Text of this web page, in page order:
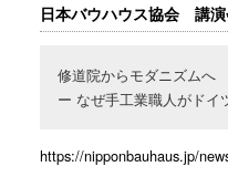
日本バウハウス協会 講
修道院からモダニズムへ
ー なぜ手工業職人がドイ
https://nipponbauhaus.jp/